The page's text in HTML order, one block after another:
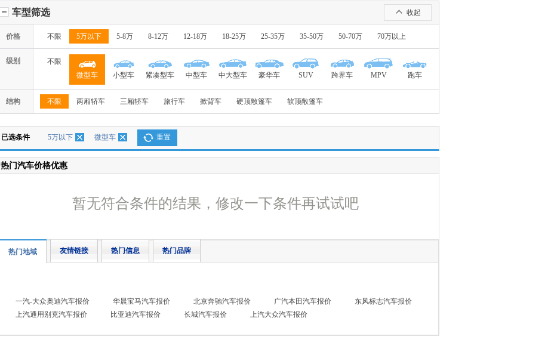
收起
车型筛选
价格 不限 5万以下 5-8万 8-12万 12-18万 18-25万 25-35万 35-50万 50-70万 70万以上
级别
不限
微型车
小型车 紧凑型车 中型车 中大型车 豪华车 SUV 跨界车 MPV 跑车
结构 不限 两厢轿车 三厢轿车 旅行车 掀背车 硬顶敞篷车 软顶敞篷车
已选条件 5万以下 微型车 重置
热门汽车价格优惠
暂无符合条件的结果，修改一下条件再试试吧
热门地域 友情链接 热门信息 热门品牌
一汽-大众奥迪汽车报价 华晨宝马汽车报价 北京奔驰汽车报价 广汽本田汽车报价
东风标志汽车报价
上汽通用别克汽车报价
比亚迪汽车报价 长城汽车报价 上汽大众汽车报价